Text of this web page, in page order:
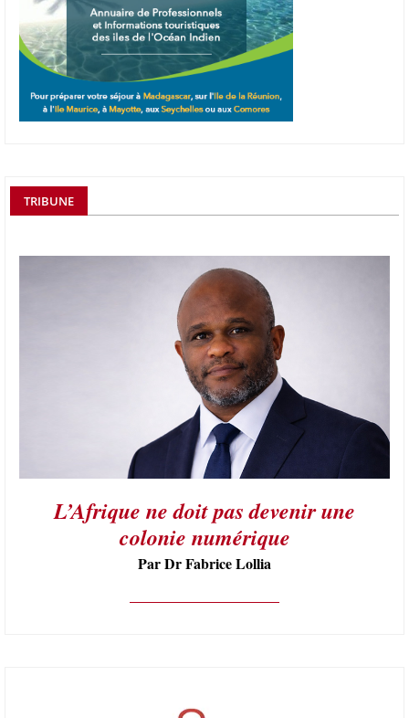
TRIBUNE
L’Afrique ne doit pas devenir une
colonie numérique
Par Dr Fabrice Lollia